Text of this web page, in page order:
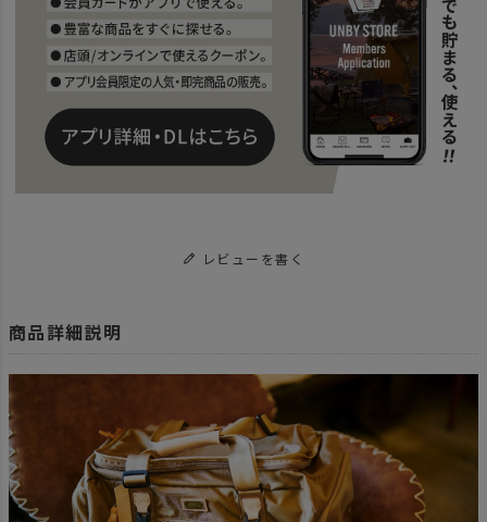
レビューを書く
商品詳細説明